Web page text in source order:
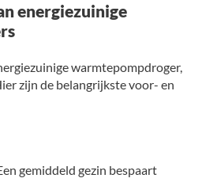
energiezuinige
warmtepompdroger,
zijn de belangrijkste voor- en
gemiddeld gezin bespaart